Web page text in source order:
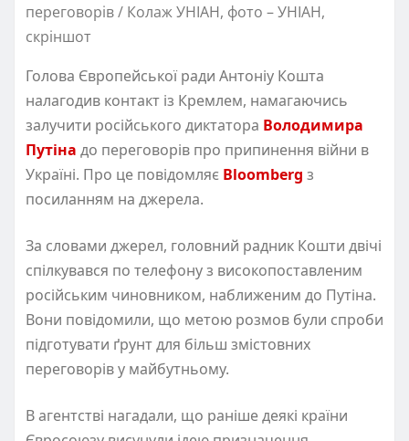
переговорів / Колаж УНІАН, фото – УНІАН,
скріншот
Голова Європейської ради Антоніу Кошта
налагодив контакт із Кремлем, намагаючись
залучити російського диктатора Володимира
Путіна до переговорів про припинення війни в
Україні. Про це повідомляє Bloomberg з
посиланням на джерела.
За словами джерел, головний радник Кошти двічі
спілкувався по телефону з високопоставленим
російським чиновником, наближеним до Путіна.
Вони повідомили, що метою розмов були спроби
підготувати ґрунт для більш змістовних
переговорів у майбутньому.
В агентстві нагадали, що раніше деякі країни